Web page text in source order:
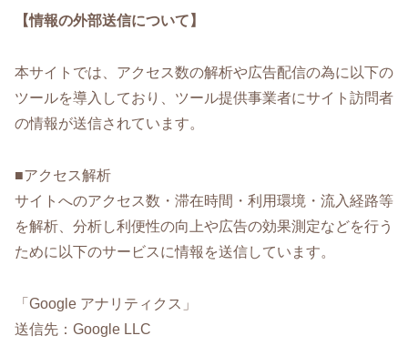
【情報の外部送信について】
本サイトでは、アクセス数の解析や広告配信の為に以下の
ツールを導入しており、ツール提供事業者にサイト訪問者
の情報が送信されています。
■アクセス解析
サイトへのアクセス数・滞在時間・利用環境・流入経路等
を解析、分析し利便性の向上や広告の効果測定などを行う
ために以下のサービスに情報を送信しています。
「Google アナリティクス」
送信先：Google LLC